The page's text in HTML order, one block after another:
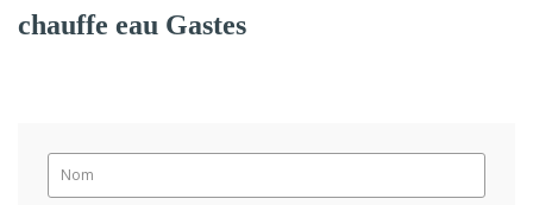
chauffe eau Gastes